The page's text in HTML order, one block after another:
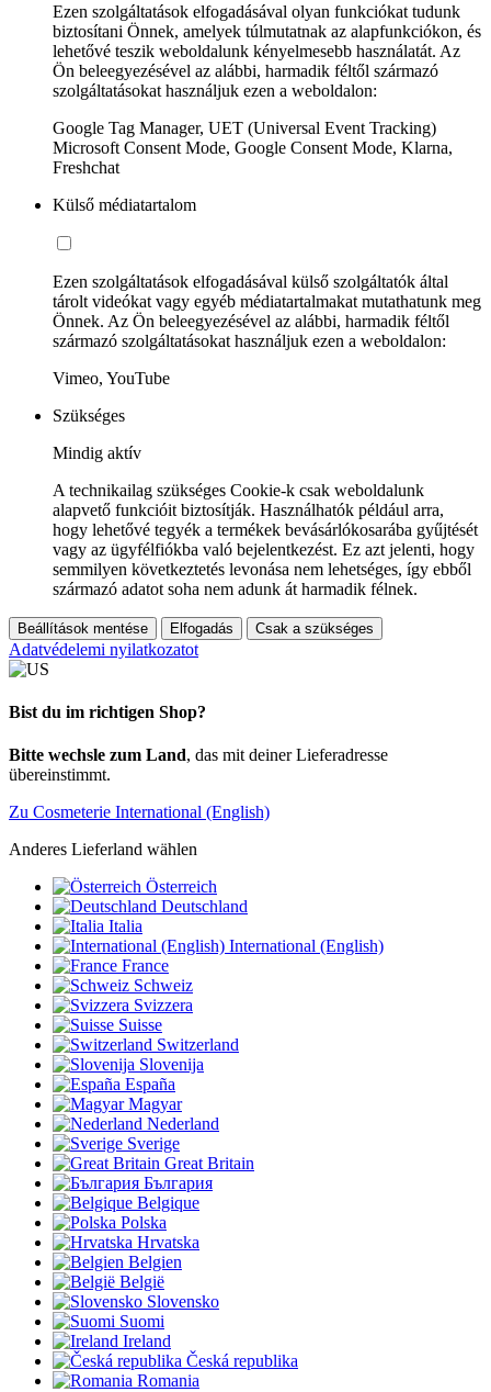
Ezen szolgáltatások elfogadásával olyan funkciókat tudunk
biztosítani Önnek, amelyek túlmutatnak az alapfunkciókon, és
lehetővé teszik weboldalunk kényelmesebb használatát. Az
Ön beleegyezésével az alábbi, harmadik féltől származó
szolgáltatásokat használjuk ezen a weboldalon:
Google Tag Manager, UET (Universal Event Tracking)
Microsoft Consent Mode, Google Consent Mode, Klarna,
Freshchat
Külső médiatartalom
Ezen szolgáltatások elfogadásával külső szolgáltatók által
tárolt videókat vagy egyéb médiatartalmakat mutathatunk meg
Önnek. Az Ön beleegyezésével az alábbi, harmadik féltől
származó szolgáltatásokat használjuk ezen a weboldalon:
Vimeo, YouTube
Szükséges
Mindig aktív
A technikailag szükséges Cookie-k csak weboldalunk
alapvető funkcióit biztosítják. Használhatók például arra,
hogy lehetővé tegyék a termékek bevásárlókosarába gyűjtését
vagy az ügyfélfiókba való bejelentkezést. Ez azt jelenti, hogy
semmilyen következtetés levonása nem lehetséges, így ebből
származó adatot soha nem adunk át harmadik félnek.
Beállítások mentése Elfogadás Csak a szükséges
Adatvédelemi nyilatkozatot
Bist du im richtigen Shop?
Bitte wechsle zum Land, das mit deiner Lieferadresse
übereinstimmt.
Zu Cosmeterie International (English)
Anderes Lieferland wählen
Österreich
Deutschland
Italia
International (English)
France
Schweiz
Svizzera
Suisse
Switzerland
Slovenija
España
Magyar
Nederland
Sverige
Great Britain
България
Belgique
Polska
Hrvatska
Belgien
België
Slovensko
Suomi
Ireland
Česká republika
Romania